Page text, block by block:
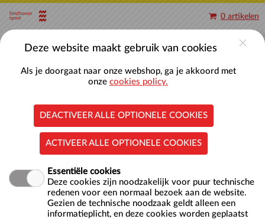
Naar hoofdinhoud
0 artikelen
Baantjes zwemmen 50-meterbaden
Deze website maakt gebruik van cookies
Als je doorgaat naar onze webshop, ga je akkoord met
onze cookies policy.
DEACTIVEER ALLE OPTIONELE COOKIES
ACTIVEER ALLE OPTIONELE COOKIES
Essentiële cookies
Deze cookies zijn noodzakelijk voor puur technische
redenen voor een normaal bezoek aan de website.
Gezien de technische noodzaak geldt alleen een
informatieplicht, en deze cookies worden geplaatst